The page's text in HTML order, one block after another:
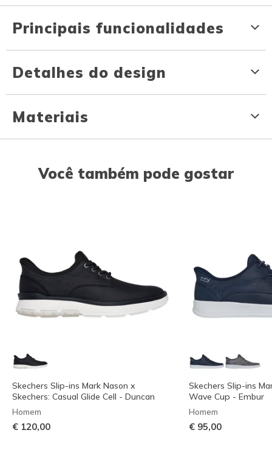
Principais funcionalidades
Detalhes do design
Materiais
Você também pode gostar
Skechers Slip-ins Mark Nason x
Skechers: Casual Glide Cell - Duncan
Homem
€ 120,00
Skechers Slip-ins
Wave Cup - Embur
Homem
€ 95,00